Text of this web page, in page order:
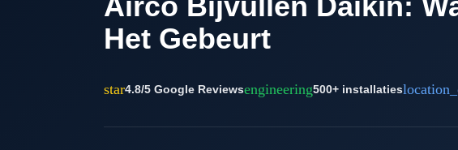
Het Gebeurt
star4.8/5 Google Reviewsengineering500+ installaties